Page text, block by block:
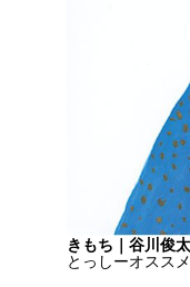
きもち｜谷川俊
とっしーオススメ